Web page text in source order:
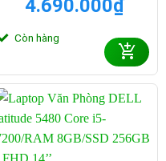
INCH – VGA2G- R360
4.690.000₫
Còn hàng